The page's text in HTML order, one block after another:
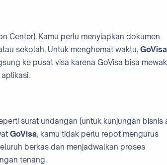
Center). Kamu perlu menyiapkan dokumen
sekolah. Untuk menghemat waktu, GoVisa
ke pusat visa karena GoVisa bisa
surat undangan (untuk kunjungan bisnis
GoVisa, kamu tidak perlu repot mengurus
berkas dan menjadwalkan proses
tenang.